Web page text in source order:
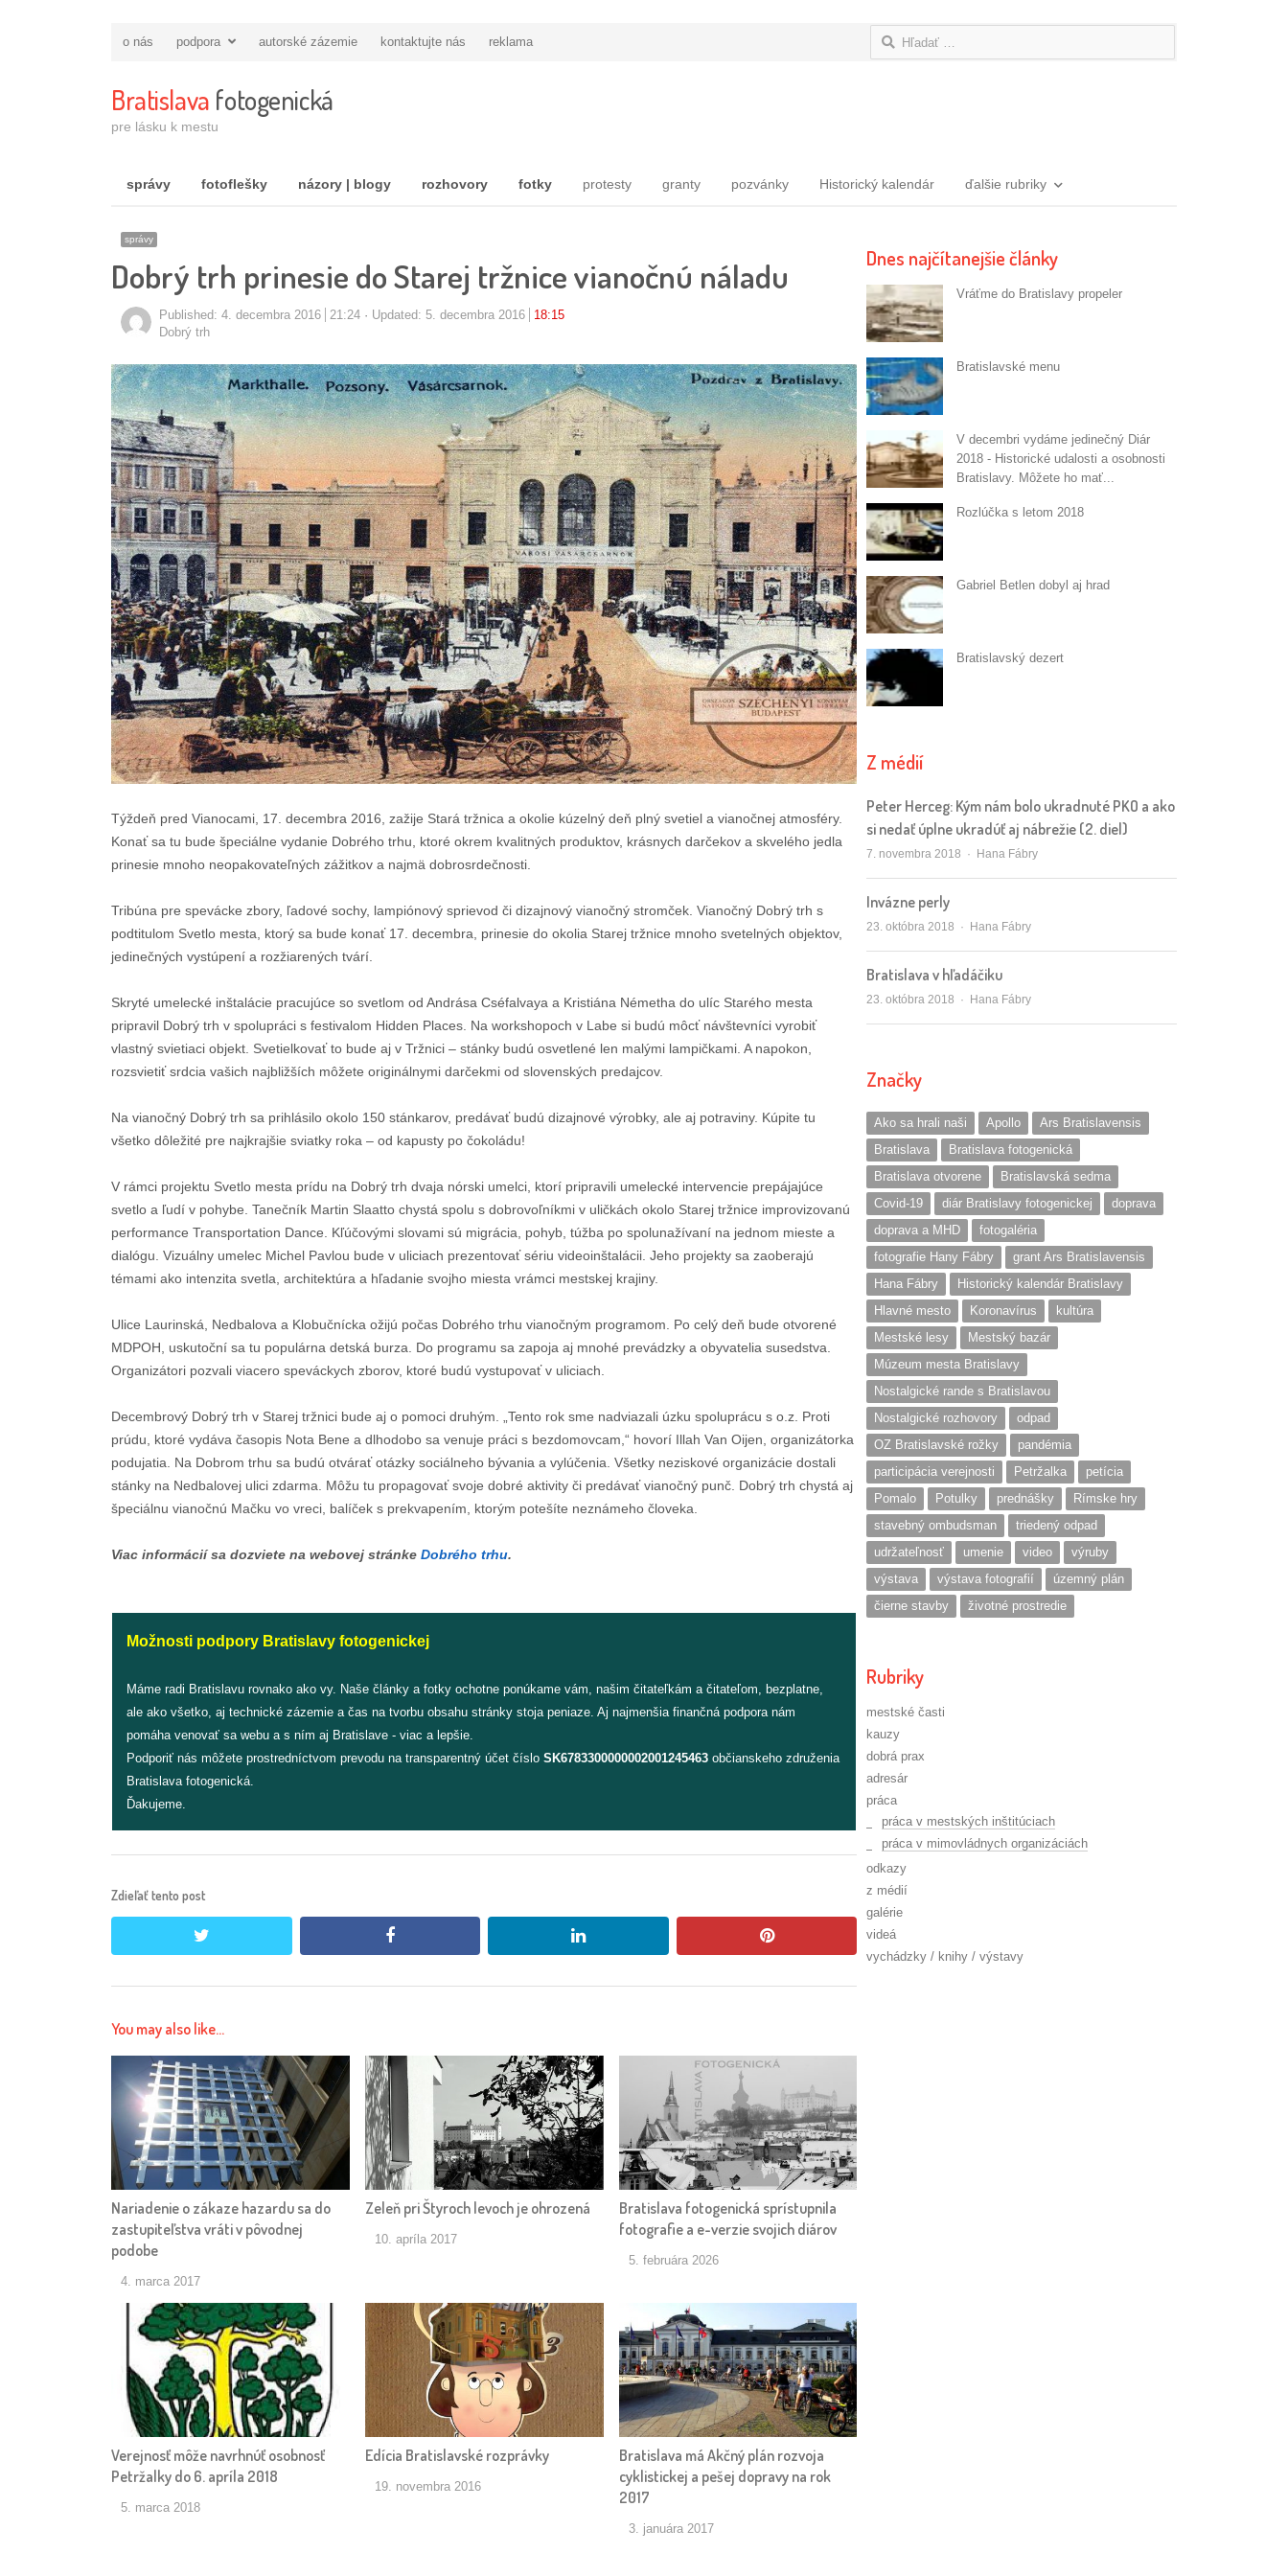
o nás podpora autorské zázemie kontaktujte nás reklama Hľadať:
Bratislava fotogenická
pre lásku k mestu
správy fotoflešky názory | blogy rozhovory fotky protesty granty pozvánky Historický kalendár ďalšie rubriky
správy
Dobrý trh prinesie do Starej tržnice vianočnú náladu
Published: 4. decembra 2016 21:24 Updated: 5. decembra 2016
18:15
Autor/ka
Dobrý trh
Týždeň pred Vianocami, 17. decembra 2016, zažije Stará tržnica a okolie kúzelný deň plný svetiel a vianočnej atmosféry.
Konať sa tu bude špeciálne vydanie Dobrého trhu, ktoré okrem kvalitných produktov, krásnych darčekov a skvelého jedla
prinesie mnoho neopakovateľných zážitkov a najmä dobrosrdečnosti.
Tribúna pre spevácke zbory, ľadové sochy, lampiónový sprievod či dizajnový vianočný stromček. Vianočný Dobrý trh s
podtitulom Svetlo mesta, ktorý sa bude konať 17. decembra, prinesie do okolia Starej tržnice mnoho svetelných objektov,
jedinečných vystúpení a rozžiarených tvárí.
Skryté umelecké inštalácie pracujúce so svetlom od Andrása Cséfalvaya a Kristiána Németha do ulíc Starého mesta
pripravil Dobrý trh v spolupráci s festivalom Hidden Places. Na workshopoch v Labe si budú môcť návštevníci vyrobiť
vlastný svietiaci objekt. Svetielkovať to bude aj v Tržnici – stánky budú osvetlené len malými lampičkami. A napokon,
rozsvietiť srdcia vašich najbližších môžete originálnymi darčekmi od slovenských predajcov.
Na vianočný Dobrý trh sa prihlásilo okolo 150 stánkarov, predávať budú dizajnové výrobky, ale aj potraviny. Kúpite tu
všetko dôležité pre najkrajšie sviatky roka – od kapusty po čokoládu!
V rámci projektu Svetlo mesta prídu na Dobrý trh dvaja nórski umelci, ktorí pripravili umelecké intervencie prepájajúce
svetlo a ľudí v pohybe. Tanečník Martin Slaatto chystá spolu s dobrovoľníkmi v uličkách okolo Starej tržnice improvizovanú
performance Transportation Dance. Kľúčovými slovami sú migrácia, pohyb, túžba po spolunažívaní na jednom mieste a
dialógu. Vizuálny umelec Michel Pavlou bude v uliciach prezentovať sériu videoinštalácii. Jeho projekty sa zaoberajú
témami ako intenzita svetla, architektúra a hľadanie svojho miesta vrámci mestskej krajiny.
Ulice Laurinská, Nedbalova a Klobučnícka ožijú počas Dobrého trhu vianočným programom. Po celý deň bude otvorené
MDPOH, uskutoční sa tu populárna detská burza. Do programu sa zapoja aj mnohé prevádzky a obyvatelia susedstva.
Organizátori pozvali viacero speváckych zborov, ktoré budú vystupovať v uliciach.
Decembrový Dobrý trh v Starej tržnici bude aj o pomoci druhým. „Tento rok sme nadviazali úzku spoluprácu s o.z. Proti
prúdu, ktoré vydáva časopis Nota Bene a dlhodobo sa venuje práci s bezdomovcam,“ hovorí Illah Van Oijen, organizátorka
podujatia. Na Dobrom trhu sa budú otvárať otázky sociálneho bývania a vylúčenia. Všetky neziskové organizácie dostali
stánky na Nedbalovej ulici zdarma. Môžu tu propagovať svoje dobré aktivity či predávať vianočný punč. Dobrý trh chystá aj
špeciálnu vianočnú Mačku vo vreci, balíček s prekvapením, ktorým potešíte neznámeho človeka.
Viac informácií sa dozviete na webovej stránke Dobrého trhu.
Možnosti podpory Bratislavy fotogenickej
Máme radi Bratislavu rovnako ako vy. Naše články a fotky ochotne ponúkame vám, našim čitateľkám a čitateľom, bezplatne,
ale ako všetko, aj technické zázemie a čas na tvorbu obsahu stránky stoja peniaze. Aj najmenšia finančná podpora nám
pomáha venovať sa webu a s ním aj Bratislave - viac a lepšie.
Podporiť nás môžete prostredníctvom prevodu na transparentný účet číslo SK6783300000002001245463 občianskeho združenia
Bratislava fotogenická.
Ďakujeme.
Zdieľať tento post
twitter facebook linkedin pinterest
You may also like...
Nariadenie o zákaze hazardu sa do
zastupiteľstva vráti v pôvodnej
podobe
4. marca 2017
Zeleň pri Štyroch levoch je ohrozená
10. apríla 2017
Bratislava fotogenická sprístupnila
fotografie a e-verzie svojich diárov
5. februára 2026
Verejnosť môže navrhnúť osobnosť
Petržalky do 6. apríla 2018
5. marca 2018
Edícia Bratislavské rozprávky
19. novembra 2016
Bratislava má Akčný plán rozvoja
cyklistickej a pešej dopravy na rok
2017
3. januára 2017
Dnes najčítanejšie články
Vráťme do Bratislavy propeler
Bratislavské menu
V decembri vydáme jedinečný Diár
2018 - Historické udalosti a osobnosti
Bratislavy. Môžete ho mať...
Rozlúčka s letom 2018
Gabriel Betlen dobyl aj hrad
Bratislavský dezert
Z médií
Peter Herceg: Kým nám bolo ukradnuté PKO a ako
si nedať úplne ukradúť aj nábrežie (2. diel)
7. novembra 2018 Autor/ka
Hana Fábry
Invázne perly
23. októbra 2018 Autor/ka
Hana Fábry
Bratislava v hľadáčiku
23. októbra 2018 Autor/ka
Hana Fábry
Značky
Ako sa hrali naši Apollo
Ars Bratislavensis
Bratislava
Bratislava fotogenická
Bratislava otvorene
Bratislavská sedma
Covid-19
diár Bratislavy fotogenickej
doprava
doprava a MHD
fotogaléria
fotografie Hany Fábry
grant Ars Bratislavensis
Hana Fábry
Historický kalendár Bratislavy
Hlavné mesto
Koronavírus
kultúra
Mestské lesy
Mestský bazár
Múzeum mesta Bratislavy
Nostalgické rande s Bratislavou
Nostalgické rozhovory
odpad
OZ Bratislavské rožky
pandémia
participácia verejnosti
Petržalka
petícia
Pomalo
Potulky prednášky
Rímske hry
stavebný ombudsman
triedený odpad
udržateľnosť
umenie video
výruby
výstava
výstava fotografií
územný plán
čierne stavby
životné prostredie
Rubriky
mestské časti
kauzy
dobrá prax
adresár
práca
práca v mestských inštitúciach
práca v mimovládnych organizáciách
odkazy
z médií
galérie
videá
vychádzky / knihy / výstavy